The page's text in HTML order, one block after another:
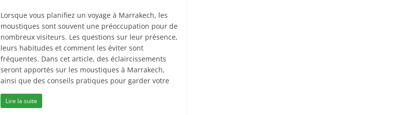
Lorsque vous planifiez un voyage à Marrakech, les
moustiques sont souvent une préoccupation pour de
nombreux visiteurs. Les questions sur leur présence,
leurs habitudes et comment les éviter sont
fréquentes. Dans cet article, des éclaircissements
seront apportés sur les moustiques à Marrakech,
ainsi que des conseils pratiques pour garder votre
Lire la suite